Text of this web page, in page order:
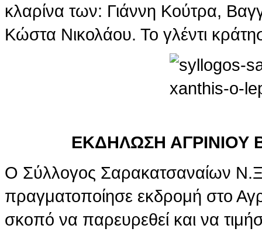
κλαρίνα των: Γιάννη Κούτρα,
Κώστα Νικολάου. Το γλέντι
ΕΚΔΗΛΩΣΗ
Ο Σύλλογος Σαρακατσαναίων
πραγματοποίησε εκδρομή στο
σκοπό να παρευρεθεί και να